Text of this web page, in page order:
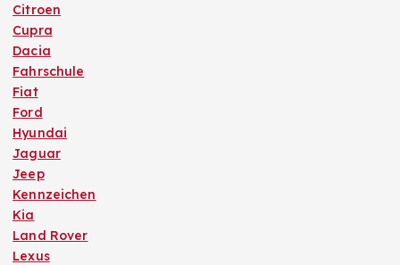
Citroen
Cupra
Dacia
Fahrschule
Fiat
Ford
Hyundai
Jaguar
Jeep
Kennzeichen
Kia
Land Rover
Lexus